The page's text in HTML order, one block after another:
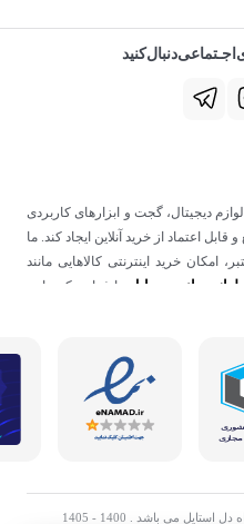
دیجیتال، گجت و ابزارهای کاربردی
اعتماد از خرید آنلاین ایجاد کند. ما
امکان خرید اینترنتی کالاهایی مانند
لوازم جانبی موبایل
را فراهم کرده‌ایم.
نیست؛ هدف ساختن تجربه‌ای است که
می باشد . 1400 - 1405